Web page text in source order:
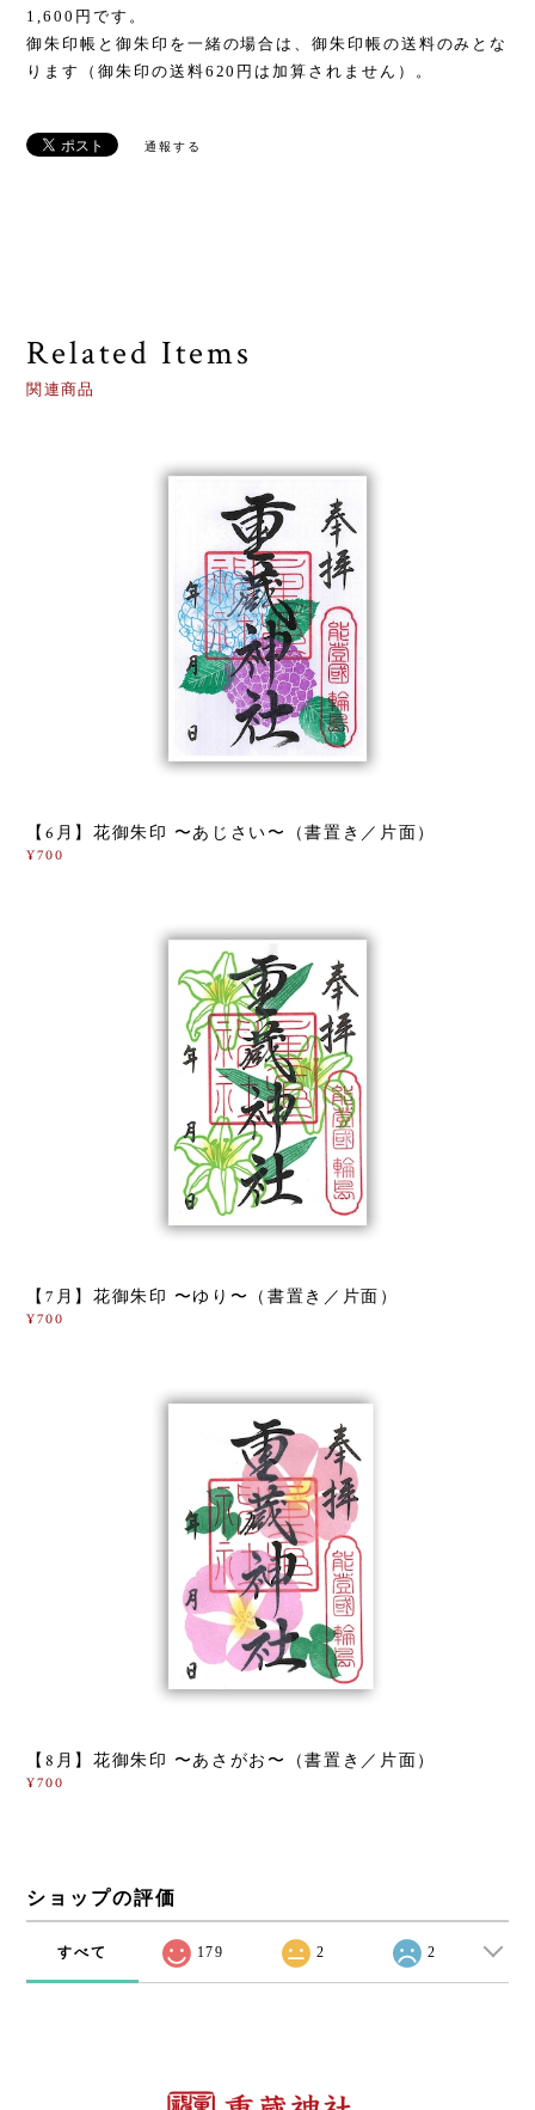
1,600円です。
御朱印帳と御朱印を一緒の場合は、御朱印帳の送料のみとな
ります（御朱印の送料620円は加算されません）。
通報する
Related Items
関連商品
【6月】花御朱印 〜あじさい〜（書置き／片面）
¥700
【7月】花御朱印 〜ゆり〜（書置き／片面）
¥700
【8月】花御朱印 〜あさがお〜（書置き／片面）
¥700
ショップの評価
すべて 179 2 2